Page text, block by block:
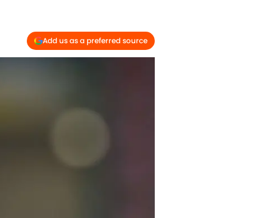
Add us as a preferred source